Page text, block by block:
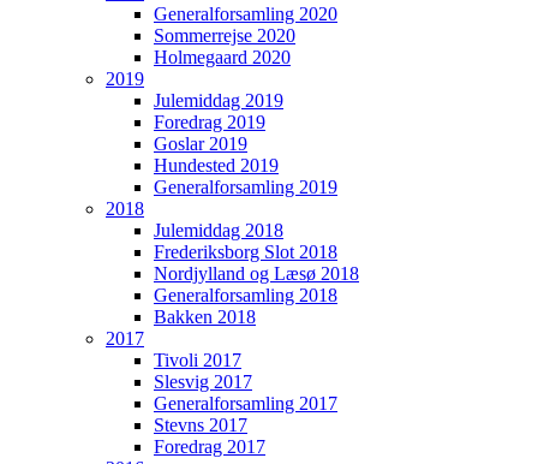
Generalforsamling 2020
Sommerrejse 2020
Holmegaard 2020
2019
Julemiddag 2019
Foredrag 2019
Goslar 2019
Hundested 2019
Generalforsamling 2019
2018
Julemiddag 2018
Frederiksborg Slot 2018
Nordjylland og Læsø 2018
Generalforsamling 2018
Bakken 2018
2017
Tivoli 2017
Slesvig 2017
Generalforsamling 2017
Stevns 2017
Foredrag 2017